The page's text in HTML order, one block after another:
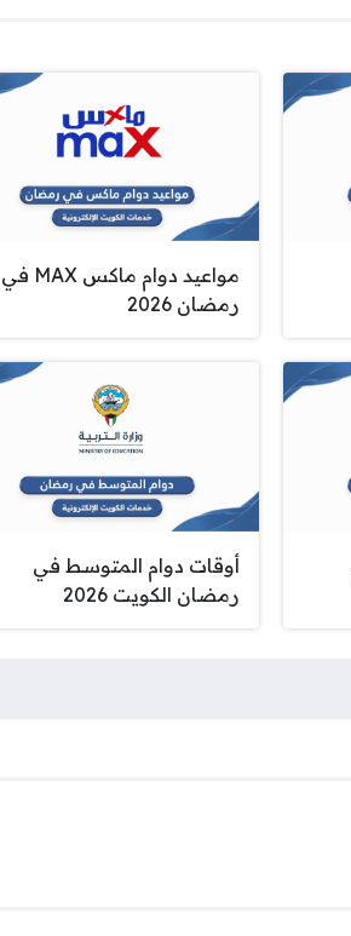
مواعيد دوام ماكس MAX في
رمضان 2026
أوقات دوام المتوسط في
رمضان الكويت 2026